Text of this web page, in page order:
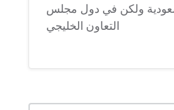
ولكن في دول مجلس
التعاون الخليجي